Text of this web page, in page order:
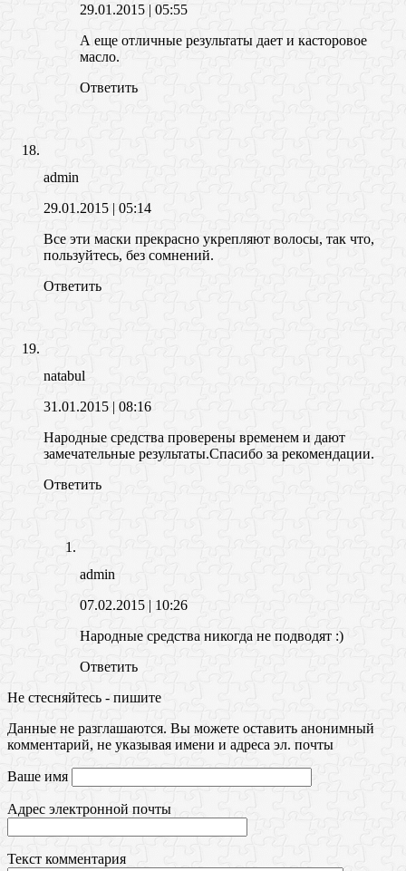
29.01.2015 | 05:55
А еще отличные результаты дает и касторовое
масло.
Ответить
admin
29.01.2015 | 05:14
Все эти маски прекрасно укрепляют волосы, так что,
пользуйтесь, без сомнений.
Ответить
natabul
31.01.2015 | 08:16
Народные средства проверены временем и дают
замечательные результаты.Спасибо за рекомендации.
Ответить
admin
07.02.2015 | 10:26
Народные средства никогда не подводят :)
Ответить
Не стесняйтесь - пишите
Данные не разглашаются. Вы можете оставить анонимный
комментарий, не указывая имени и адреса эл. почты
Ваше имя
Адрес электронной почты
Текст комментария